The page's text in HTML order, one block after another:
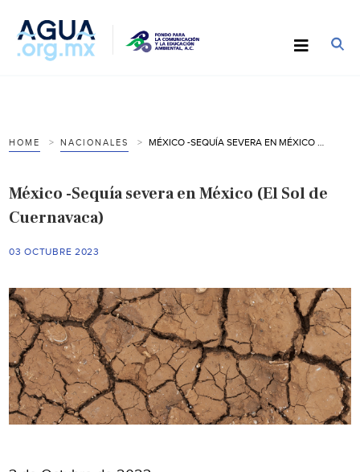
HOME NACIONALES
México -Sequía severa en México (El Sol de
Cuernavaca)
03 OCTUBRE 2023